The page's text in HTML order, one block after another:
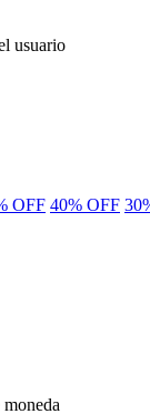
OFF 40% OFF